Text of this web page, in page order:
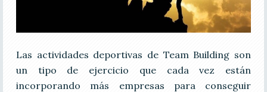
Las actividades deportivas de Team Building son
un tipo de ejercicio que cada vez están
incorporando más empresas para conseguir